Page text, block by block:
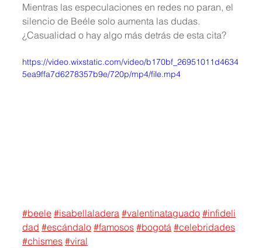
Mientras las especulaciones en redes no paran, el
silencio de Beéle solo aumenta las dudas.
¿Casualidad o hay algo más detrás de esta cita?
https://video.wixstatic.com/video/b170bf_26951011d4634
5ea9ffa7d6278357b9e/720p/mp4/file.mp4
#beele #isabellaladera #valentinataguado #infideli
dad #escándalo #famosos #bogotá #celebridades
#chismes #viral